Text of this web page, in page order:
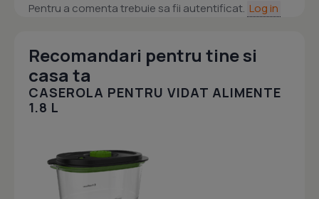
Pentru a comenta trebuie sa fii autentificat. Log in
Recomandari pentru tine si
casa ta
CASEROLA PENTRU VIDAT ALIMENTE
1.8 L